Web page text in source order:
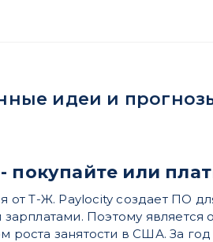
идеи и
покупайте или
от Т-Ж. Paylocity создает ПО
Поэтому является
роста занятости в США. За год